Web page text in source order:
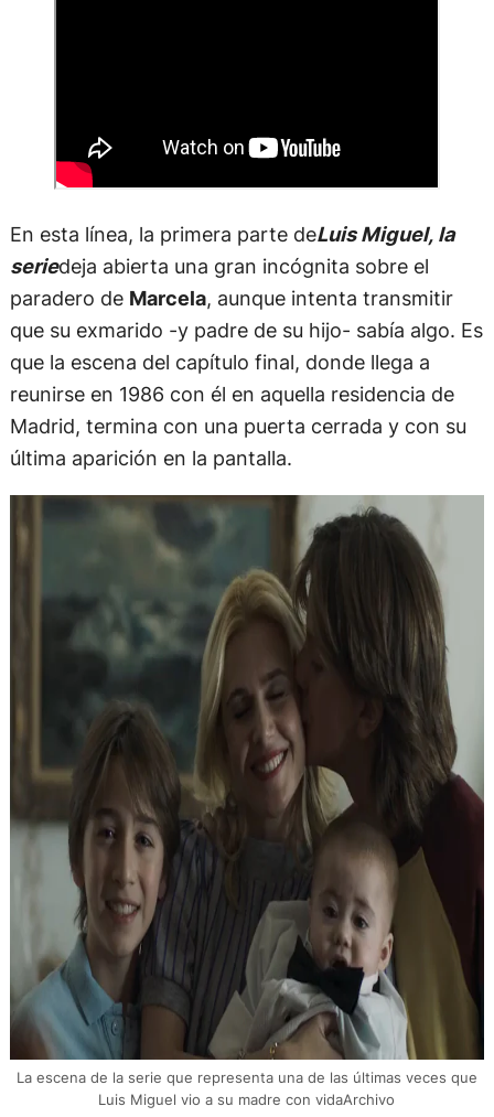
En esta línea, la primera parte deLuis Miguel, la
seriedeja abierta una gran incógnita sobre el
paradero de Marcela, aunque intenta transmitir
que su exmarido -y padre de su hijo- sabía algo. Es
que la escena del capítulo final, donde llega a
reunirse en 1986 con él en aquella residencia de
Madrid, termina con una puerta cerrada y con su
última aparición en la pantalla.
La escena de la serie que representa una de las últimas veces que
Luis Miguel vio a su madre con vidaArchivo